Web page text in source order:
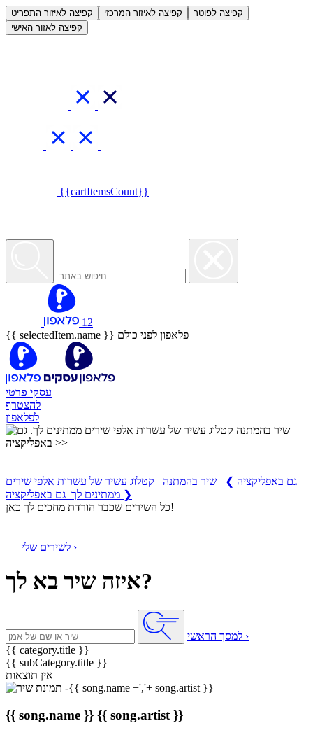
קפיצה לאיזור התפריט קפיצה לאיזור המרכזי
קפיצה לפוטר
קפיצה לאזור האישי
{{cartItemsCount}}
12
{{ selectedItem.name }} פלאפון לפני כולם
עסקי פרטי
להצטרף
לפלאפון
גם באפליקציה ❯
שיר בהמתנה קטלוג עשיר של עשרות אלפי שירים
ממתינים לך גם באפליקציה ❯
כל השירים שכבר הורדת מחכים לך כאן!
לשירים שלי ›
איזה שיר בא לך?
למסך הראשי ›
{{ category.title }}
{{ subCategory.title }}
אין תוצאות
{{ song.name }} {{ song.artist }}